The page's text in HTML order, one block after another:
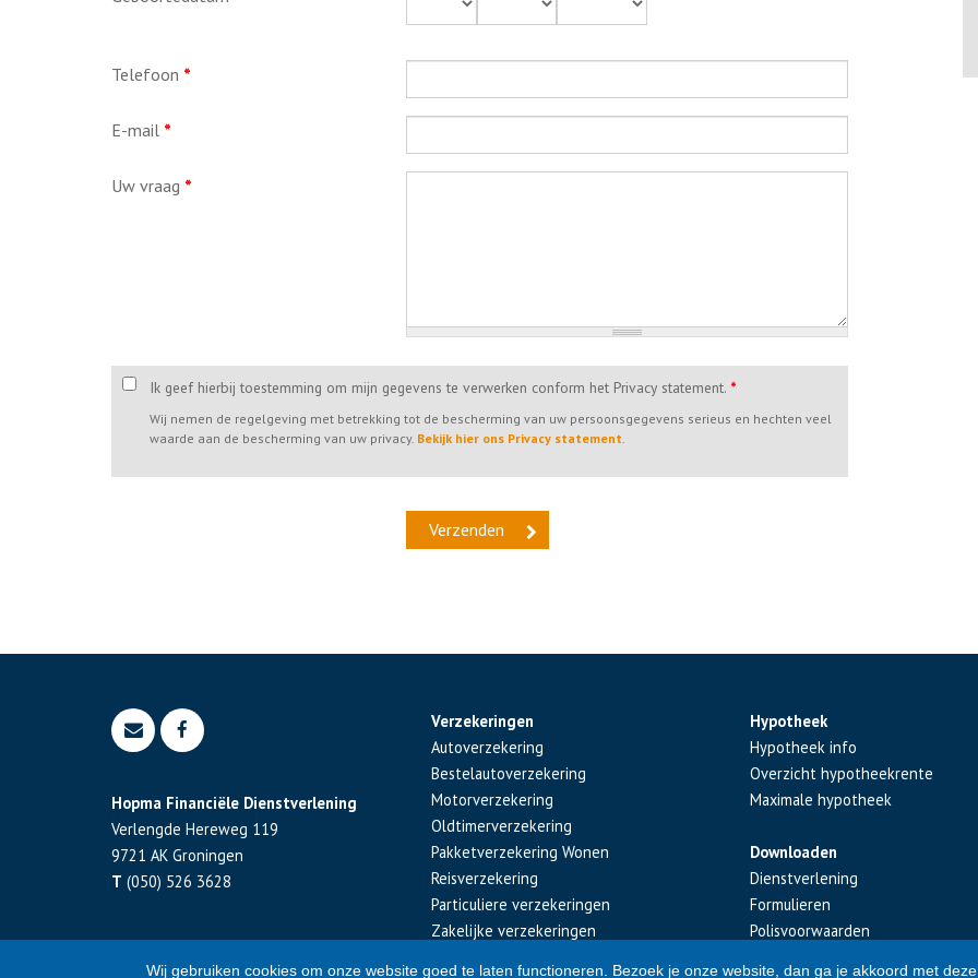
Wij gebruiken cookies om onze website goed te laten functioneren. Bezoek je onze website, dan ga je akkoord met deze
Telefoon *
E-mail *
Uw vraag *
Ik geef hierbij toestemming om mijn gegevens te verwerken conform het Privacy statement. *
Wij nemen de regelgeving met betrekking tot de bescherming van uw persoonsgegevens serieus en hechten veel
waarde aan de bescherming van uw privacy. Bekijk hier ons Privacy statement.
Hopma Financiële Dienstverlening
Verlengde Hereweg 119
9721 AK Groningen
T (050) 526 3628
Verzekeringen
Autoverzekering
Bestelautoverzekering
Motorverzekering
Oldtimerverzekering
Pakketverzekering Wonen
Reisverzekering
Particuliere verzekeringen
Zakelijke verzekeringen
Hypotheek
Hypotheek info
Overzicht hypotheekrente
Maximale hypotheek
Downloaden
Dienstverlening
Formulieren
Polisvoorwaarden